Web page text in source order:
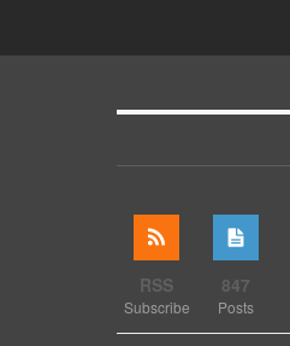
847
Posts
RSS
Subscribe